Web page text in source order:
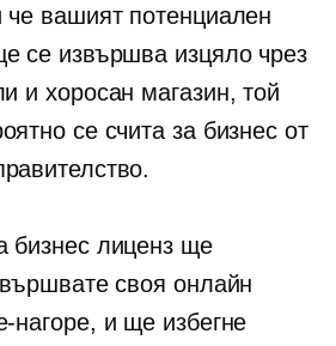
че вашият потенциален
се извършва изцяло чрез
и хоросан магазин, той
се счита за бизнес от
бизнес лиценз ще
своя онлайн
нагоре, и ще избегне